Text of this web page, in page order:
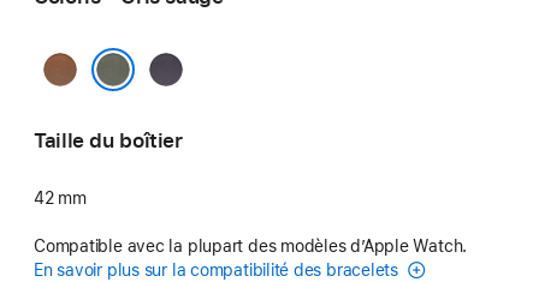
Caramel
Violet
Taille du boîtier
42 mm
Compatible avec la plupart des modèles d’Apple Watch.
En savoir plus sur la compatibilité des bracelets